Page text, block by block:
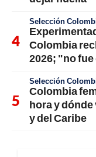
Selección
Colombia
2026; "no
Selección
Colombia
hora y
y del Caribe